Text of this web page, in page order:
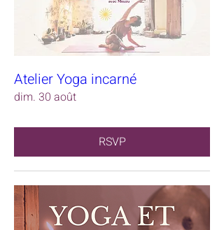
Atelier Yoga incarné
dim. 30 août
RSVP